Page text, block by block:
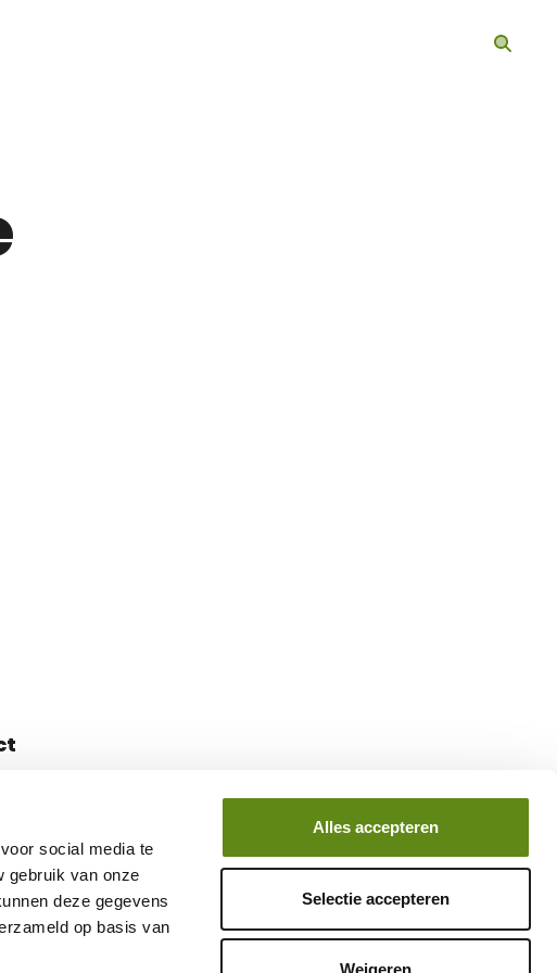
social media te
gebruik van onze
deze gegevens
op basis van
Alles accepteren
Selectie accepteren
Weigeren
5000 AH Tilburg